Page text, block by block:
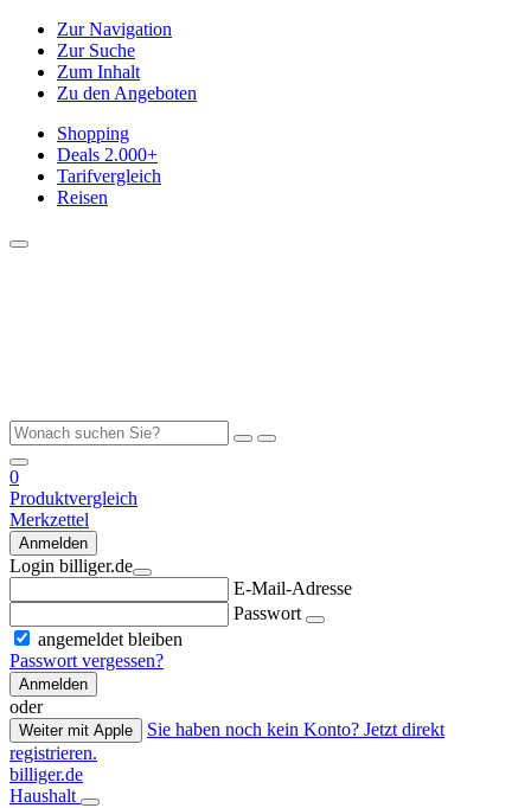
Zur Navigation
Zur Suche
Zum Inhalt
Zu den Angeboten
Shopping
Deals 2.000+
Tarifvergleich
Reisen
0
Produktvergleich
Merkzettel
Anmelden
Login billiger.de
E-Mail-Adresse
Passwort
angemeldet bleiben
Passwort vergessen?
Anmelden
oder
Weiter mit Apple
Sie haben noch kein Konto? Jetzt direkt
registrieren.
billiger.de
Haushalt